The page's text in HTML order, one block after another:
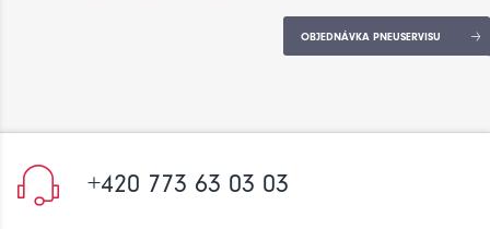
OBJEDNÁVKA PNEUSERVISU
+420 773 63 03 03